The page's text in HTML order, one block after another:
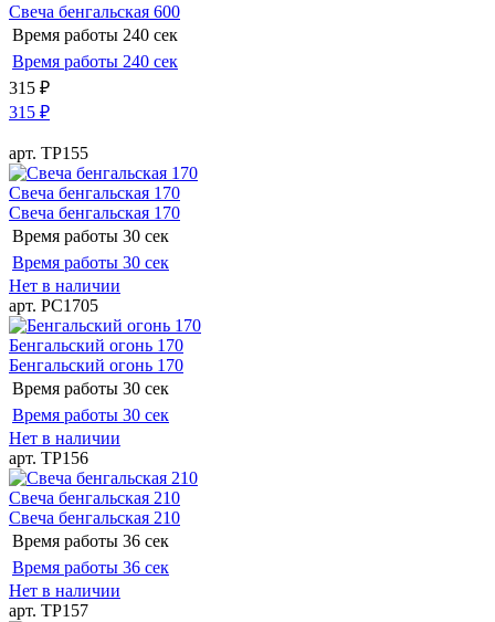
Свеча бенгальская 600
Время работы 240 сек
Время работы 240 сек
315 ₽
315 ₽
арт. ТР155
Свеча бенгальская 170
Свеча бенгальская 170
Время работы 30 сек
Время работы 30 сек
Нет в наличии
арт. РС1705
Бенгальский огонь 170
Бенгальский огонь 170
Время работы 30 сек
Время работы 30 сек
Нет в наличии
арт. ТР156
Свеча бенгальская 210
Свеча бенгальская 210
Время работы 36 сек
Время работы 36 сек
Нет в наличии
арт. ТР157